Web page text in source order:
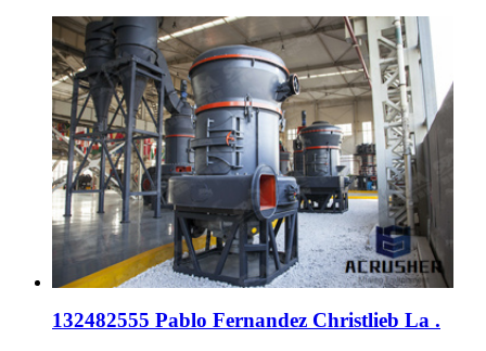
132482555 Pablo Fernandez Christlieb La .